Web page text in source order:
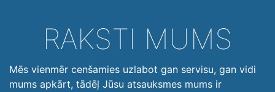
RAKSTI MUMS
Mēs vienmēr cenšamies uzlabot gan servisu, gan vidi
mums apkārt, tādēļ Jūsu atsauksmes mums ir